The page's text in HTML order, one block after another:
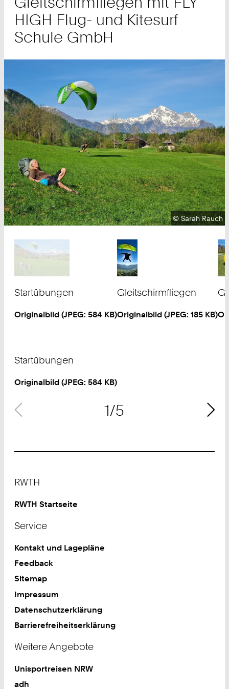
HIGH Flug- und Kitesurf
Schule GmbH
Urheberrecht:
© Sarah Rauch
Startübungen
Originalbild (JPEG: 584 KB)
Gleitschirmfliegen
Originalbild (JPEG: 185 KB)
Startübungen
Originalbild (JPEG: 584 KB)
1/5
RWTH
RWTH Startseite
Service
Kontakt und Lagepläne
Feedback
Sitemap
Impressum
Datenschutzerklärung
Barrierefreiheitserklärung
Weitere Angebote
Unisportreisen NRW
adh